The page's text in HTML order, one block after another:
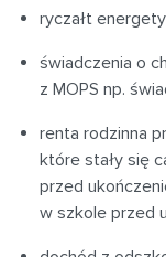
ryczałt
świadczenia o
z MOPS np.
renta rodzinna
które stały się
przed
w szkole przed